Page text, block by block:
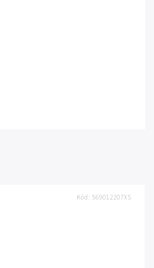
Kód: 569012207XS